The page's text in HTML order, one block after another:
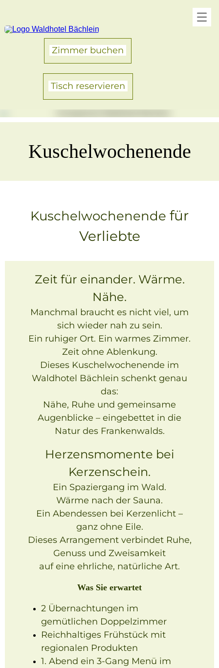
Zimmer buchen
Tisch reservieren
Kuschelwochenende
Kuschelwochenende für
Verliebte
Zeit für einander. Wärme.
Nähe.
Manchmal braucht es nicht viel, um
sich wieder nah zu sein.
Ein ruhiger Ort. Ein warmes Zimmer.
Zeit ohne Ablenkung.
Dieses Kuschelwochenende im
Waldhotel Bächlein schenkt genau
das:
Nähe, Ruhe und gemeinsame
Augenblicke – eingebettet in die
Natur des Frankenwalds.
Herzensmomente bei
Kerzenschein.
Ein Spaziergang im Wald.
Wärme nach der Sauna.
Ein Abendessen bei Kerzenlicht –
ganz ohne Eile.
Dieses Arrangement verbindet Ruhe,
Genuss und Zweisamkeit
auf eine ehrliche, natürliche Art.
Was Sie erwartet
2 Übernachtungen im
gemütlichen Doppelzimmer
Reichhaltiges Frühstück mit
regionalen Produkten
1. Abend ein 3-Gang Menü im